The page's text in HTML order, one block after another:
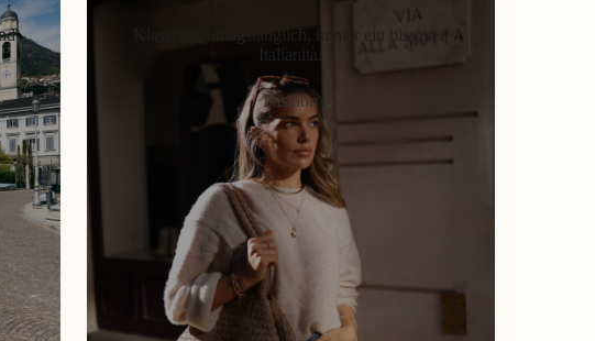
Klassisch, alltagstauglich, immer ein bisschen
Italianità.
Fashion